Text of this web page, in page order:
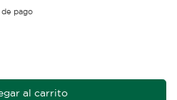
de pago
al carrito